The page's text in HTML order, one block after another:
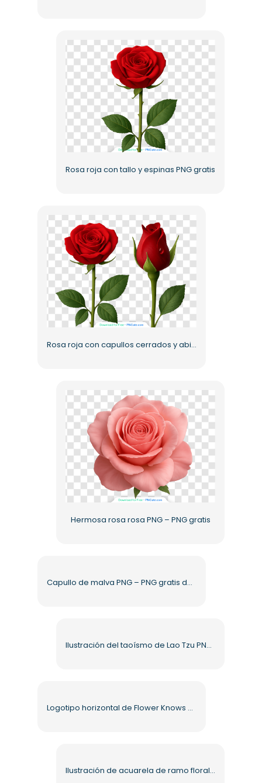
Rosa roja con tallo y espinas PNG gratis
Rosa roja con capullos cerrados y abiertos y gotas de agua (PNG)
Hermosa rosa rosa PNG – PNG gratis
Capullo de malva PNG – PNG gratis de alta calidad
Ilustración del taoísmo de Lao Tzu PNG gratis
Logotipo horizontal de Flower Knows Cosmetics PNG gratis
Ilustración de acuarela de ramo floral PNG gratis